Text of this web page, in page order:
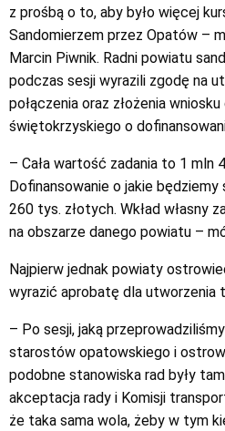
z prośbą o to, aby było więcej
Sandomierzem przez Opatów –
Marcin Piwnik. Radni powiatu
podczas sesji wyrazili zgodę na
połączenia oraz złożenia
świętokrzyskiego o
– Cała wartość zadania to 1 mln
Dofinansowanie o jakie
260 tys. złotych. Wkład własny
na obszarze danego powiatu –
Najpierw jednak powiaty
wyrazić aprobatę dla utworzenia
– Po sesji, jaką
starostów opatowskiego i
podobne stanowiska rad były
akceptacja rady i Komisji
że taka sama wola, żeby w tym